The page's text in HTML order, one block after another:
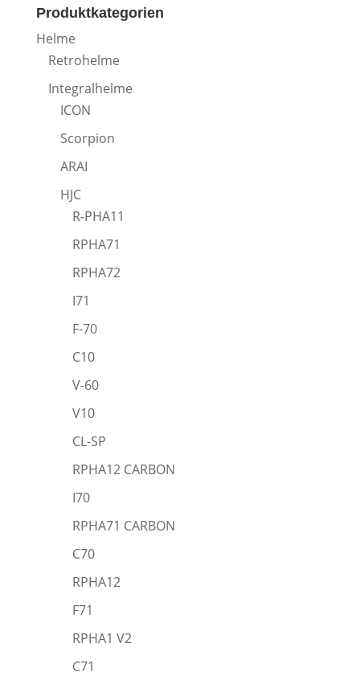
Produktkategorien
Helme
Retrohelme
Integralhelme
ICON
Scorpion
ARAI
HJC
R-PHA11
RPHA71
RPHA72
I71
F-70
C10
V-60
V10
CL-SP
RPHA12 CARBON
I70
RPHA71 CARBON
C70
RPHA12
F71
RPHA1 V2
C71